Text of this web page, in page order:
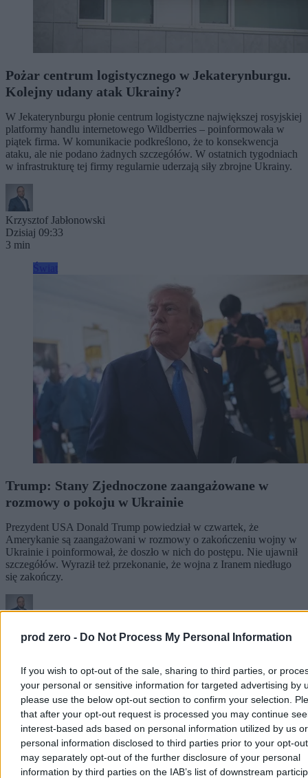
prod zero - Do Not Process My Personal Information
If you wish to opt-out of the sale, sharing to third parties, or
your personal or sensitive information for targeted advertising by
please use the below opt-out section to confirm your selection.
that after your opt-out request is processed you may continue
interest-based ads based on personal information utilized by us or
personal information disclosed to third parties prior to your opt-
may separately opt-out of the further disclosure of your personal
information by third parties on the IAB’s list of downstream
Pożar centrum logistycznego w Jekaterynburgu.
Kolejny udany atak Ukrainy?
W Jekaterynburgu płonie centrum logistyczne największej rosyjskiej
platformy handlu internetowego Wildberries – poinformowała w
piątek firma. W komunikacie podkreślono, że to konsekwencja
ataku, ale nie podano żadnych szczegółów. W ostatnich tygodniach
w infrastrukturę tej firmy regularnie uderzają siły zbrojne Ukrainy.
Krzysztof Jabłonowski
Dzisiaj 09:33
3 min
Trump: Stany Zjednoczone zaangażowane w
rozmowy o pokoju w Ukrainie
Prezydent USA Donald Trump powiedział w czwartek, że
Amerykanie są zaangażowani w rozmowy o zakończeniu wojny w
Ukrainie i poinformował, że doszło w nich do postępu. Nie ujawnił
szczegółów. Wyraził też przekonanie, że wojna z Iranem niedługo
się zakończy.
Krzysztof Jabłonowski
Dzisiaj 06:56